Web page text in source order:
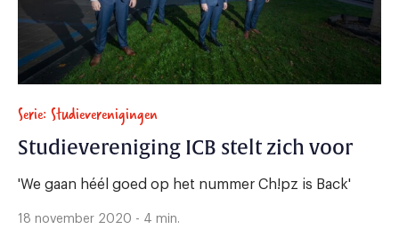
Serie: Studieverenigingen
Studievereniging ICB stelt zich voor
'We gaan héél goed op het nummer Ch!pz is Back'
18 november 2020 - 4 min.